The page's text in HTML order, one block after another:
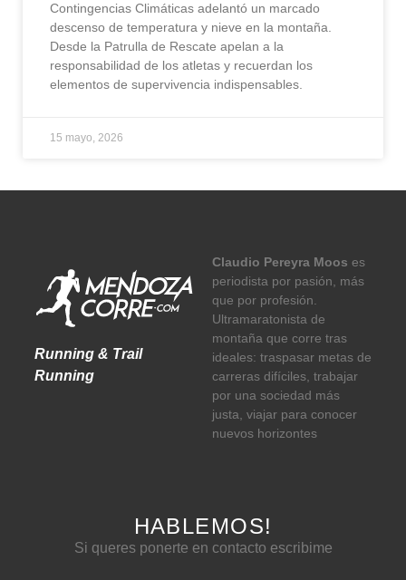
Contingencias Climáticas adelantó un marcado
descenso de temperatura y nieve en la montaña.
Desde la Patrulla de Rescate apelan a la
responsabilidad de los atletas y recuerdan los
elementos de supervivencia indispensables.
15 mayo, 2026
Running & Trail
Running
Claudio Pereyra Moos es
periodista por pasión, más
que por profesión.
Ultramaratonista de
montaña que corre tras
ideales: traspasar metas de
carreras difíciles, trabajar
por una sociedad más
justa, viajar para conocer
nuevos horizontes
HABLEMOS!
Si queres ponerte en contacto escribime